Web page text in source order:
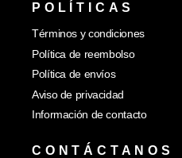
POLÍTICAS
Términos y condiciones
Política de reembolso
Política de envíos
Aviso de privacidad
Información de contacto
CONTÁCTANOS